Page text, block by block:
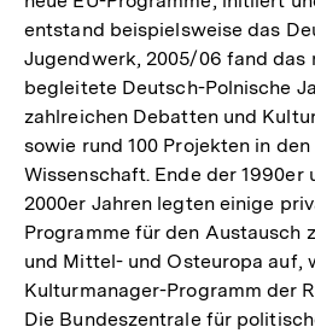
entstand beispielsweise das
Jugendwerk, 2005/06 fand das
begleitete Deutsch-Polnische
zahlreichen Debatten und
sowie rund 100 Projekten in
Wissenschaft. Ende der 1990er
2000er Jahren legten einige
Programme für den Austausch
und Mittel- und Osteuropa auf,
Kulturmanager-Programm der
Die Bundeszentrale für